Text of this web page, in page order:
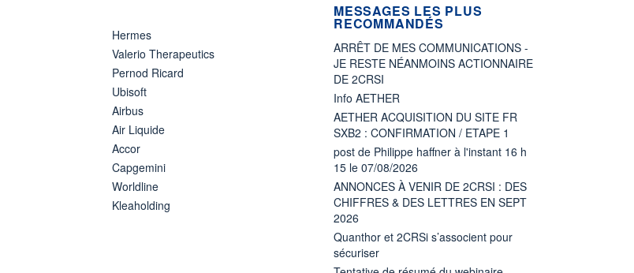
Hermes
Valerio Therapeutics
Pernod Ricard
Ubisoft
Airbus
Air Liquide
Accor
Capgemini
Worldline
Kleaholding
MESSAGES LES PLUS
RECOMMANDÉS
ARRÊT DE MES COMMUNICATIONS -
JE RESTE NÉANMOINS ACTIONNAIRE
DE 2CRSI
Info AETHER
AETHER ACQUISITION DU SITE FR
SXB2 : CONFIRMATION / ETAPE 1
post de Philippe haffner à l'instant 16 h
15 le 07/08/2026
ANNONCES À VENIR DE 2CRSI : DES
CHIFFRES & DES LETTRES EN SEPT
2026
Quanthor et 2CRSi s’associent pour
sécuriser